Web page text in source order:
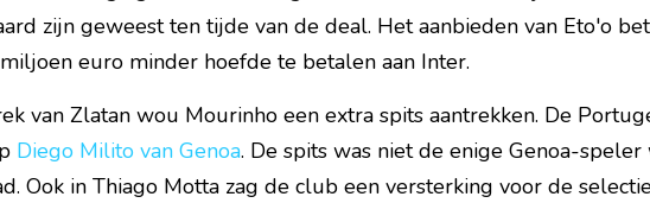
zijn geweest ten tijde van de deal. Het aanbieden van Eto'o
euro minder hoefde te betalen aan Inter.
van Zlatan wou Mourinho een extra spits aantrekken. De
Diego Milito van Genoa. De spits was niet de enige Genoa-
Ook in Thiago Motta zag de club een versterking voor de